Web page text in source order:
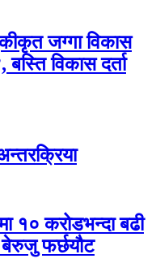
जग्गा विकास
बस्ति विकास दर्ता
१० करोडभन्दा बढी
फर्छयौट